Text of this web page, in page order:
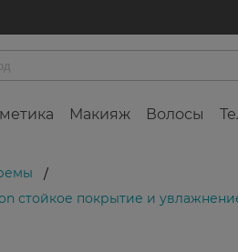
Макияж Волосы
/
стойкое покрытие и